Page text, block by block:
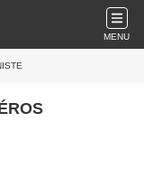
MENU